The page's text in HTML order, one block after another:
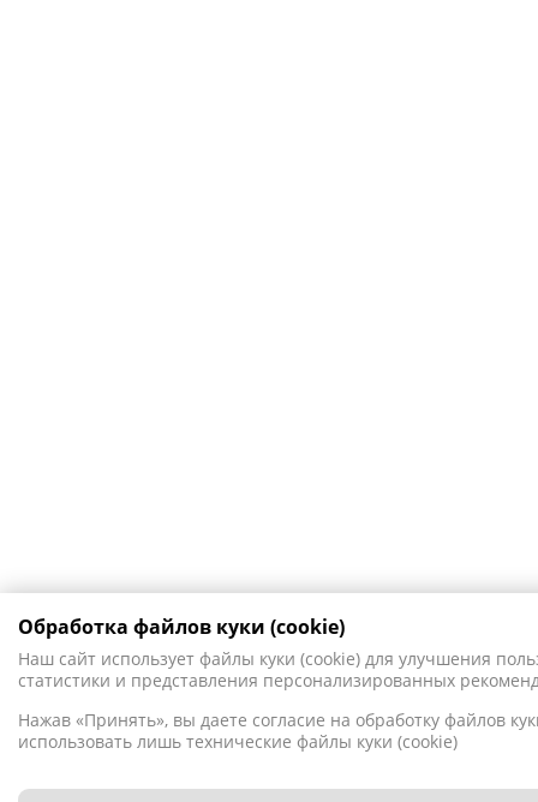
Обработка файлов куки (cookie)
Наш сайт использует файлы куки (cookie) для улучшения
статистики и представления персонализированных
Нажав «Принять», вы даете согласие на обработку файлов
использовать лишь технические файлы куки (cookie)